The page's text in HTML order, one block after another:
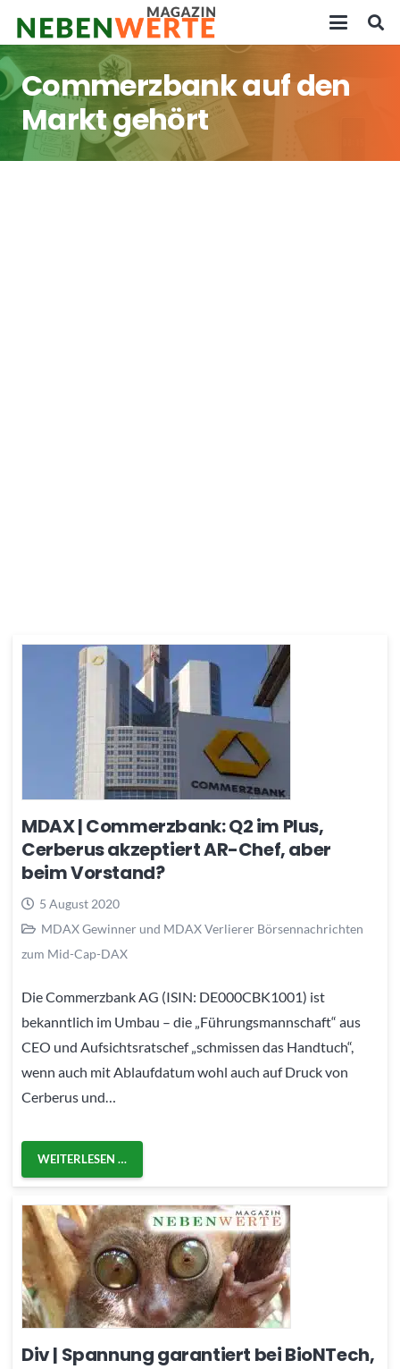
Commerzbank auf den
Markt gehört
MDAX | Commerzbank: Q2 im Plus,
Cerberus akzeptiert AR-Chef, aber
beim Vorstand?
5 August 2020
MDAX Gewinner und MDAX Verlierer Börsennachrichten
zum Mid-Cap-DAX
Die Commerzbank AG (ISIN: DE000CBK1001) ist
bekanntlich im Umbau – die „Führungsmannschaft“ aus
CEO und Aufsichtsratschef „schmissen das Handtuch“,
wenn auch mit Ablaufdatum wohl auch auf Druck von
Cerberus und…
WEITERLESEN …
Div | Spannung garantiert bei BioNTech,